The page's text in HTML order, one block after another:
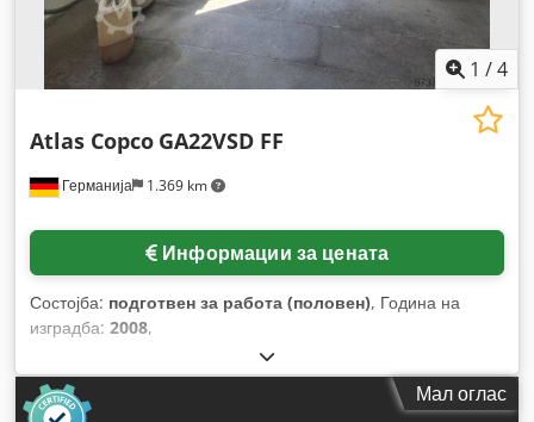
1 /4
Германија 1.369 km
Atlas Copco GA22VSD FF
Информации за цената
Состојба: подготвен за работа (половен), Година на
изградба: 2008,
Мал оглас